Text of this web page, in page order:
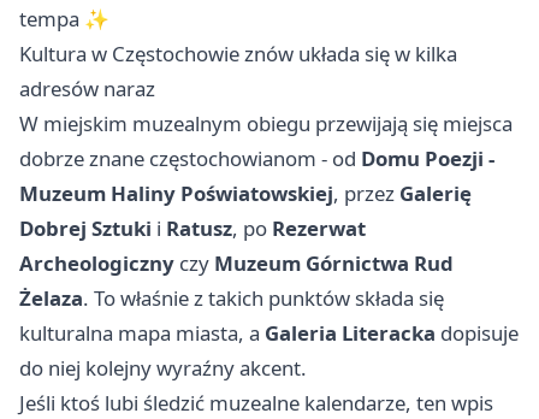
tempa ✨
Kultura w Częstochowie znów układa się w kilka
adresów naraz
W miejskim muzealnym obiegu przewijają się miejsca
dobrze znane częstochowianom - od Domu Poezji -
Muzeum Haliny Poświatowskiej, przez Galerię
Dobrej Sztuki i Ratusz, po Rezerwat
Archeologiczny czy Muzeum Górnictwa Rud
Żelaza. To właśnie z takich punktów składa się
kulturalna mapa miasta, a Galeria Literacka dopisuje
do niej kolejny wyraźny akcent.
Jeśli ktoś lubi śledzić muzealne kalendarze, ten wpis